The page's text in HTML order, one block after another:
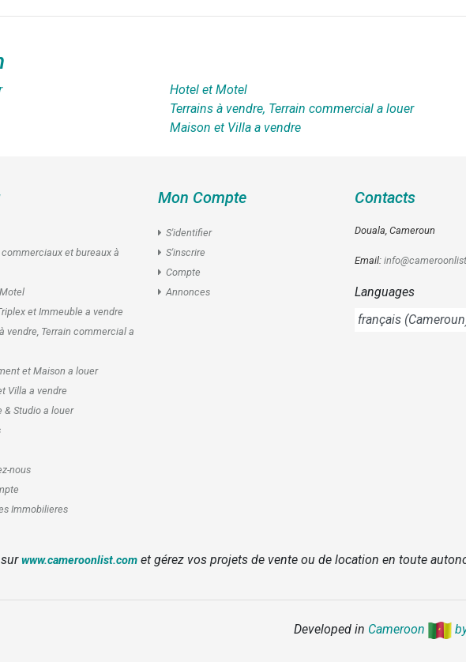
Hotel et Motel
Terrains à vendre, Terrain commercial a louer
Maison et Villa a vendre
et bureaux à
et Immeuble a vendre
vendre, Terrain commercial a
et Maison a louer
Villa a vendre
& Studio a louer
nous
Immobilieres
Mon Compte
S'identifier
S'inscrire
Compte
Annonces
Contacts
Douala, Cameroun
Email:
Languages
www.cameroonlist.com et gérez vos projets de vente ou de location en toute
Developed in Cameroon